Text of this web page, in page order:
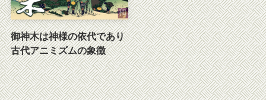
御神木は神様の依代であり
古代アニミズムの象徴